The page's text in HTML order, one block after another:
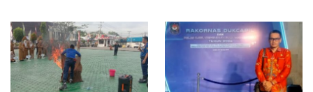
Lokal dan Pelestarian
Lingkungan